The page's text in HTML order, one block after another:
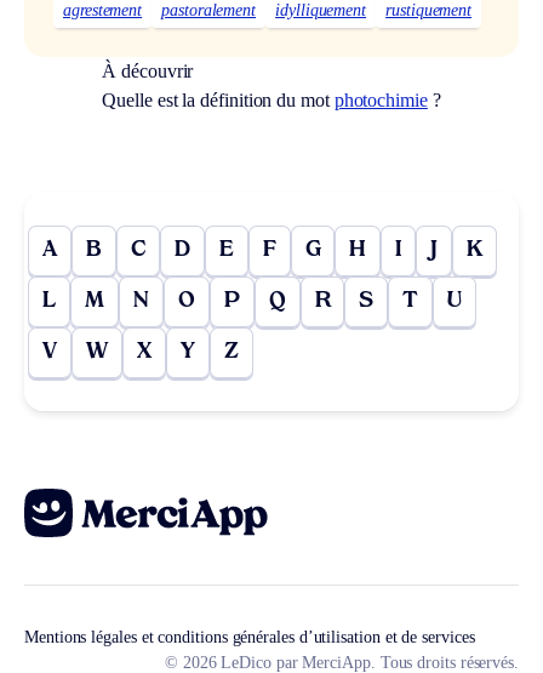
agrestement pastoralement idylliquement rustiquement
À découvrir
Quelle est la définition du mot photochimie?
A B C D E F G H I J K
L M N O P Q R S T U
V W X Y Z
Mentions légales et conditions générales d’utilisation et de services
© 2026 LeDico par MerciApp. Tous droits réservés.